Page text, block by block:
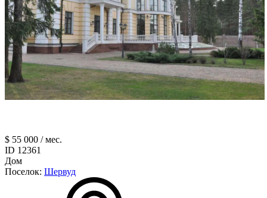
$ 55 000 / мес.
ID 12361
Дом
Поселок: Шервуд